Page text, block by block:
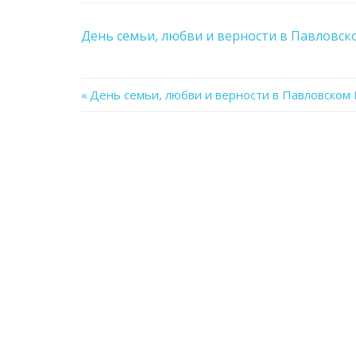
День семьи, любви и верности в
Previous
День семьи, любви и верности в Павловском